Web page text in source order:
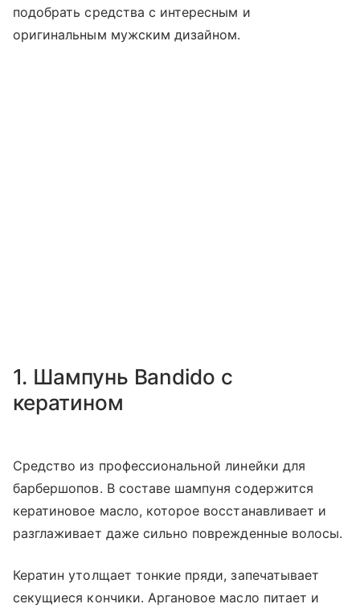
подобрать средства с интересным и
оригинальным мужским дизайном.
1. Шампунь Bandido с
кератином
Средство из профессиональной линейки для
барбершопов. В составе шампуня содержится
кератиновое масло, которое восстанавливает и
разглаживает даже сильно поврежденные волосы.
Кератин утолщает тонкие пряди, запечатывает
секущиеся кончики. Аргановое масло питает и